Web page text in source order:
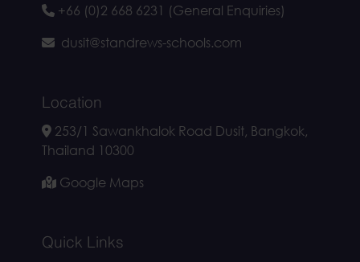
+66 (0)2 668 6231 (General Enquiries)
dusit@standrews-schools.com
Location
253/1 Sawankhalok Road Dusit, Bangkok,
Thailand 10300
Google Maps
Quick Links